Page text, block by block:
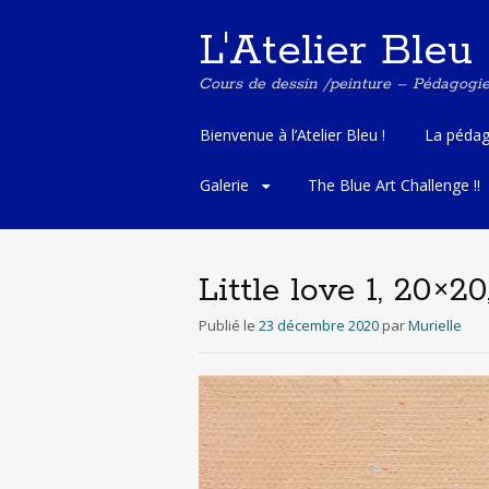
L'Atelier Bleu
Cours de dessin /peinture –
A
l
r
c
o
e
n
u
p
r
Bienvenue à l’Atelier Bleu ! La
Galerie The Blue Art Challenge !!
Little love 1,
Publié le 23 décembre 2020 parMurielle